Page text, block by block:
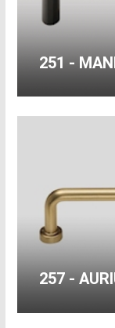
251 -
257 -